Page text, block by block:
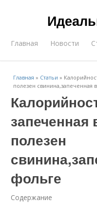
Главная Новости
Главная » Статьи »
полезен свинина,запеченная
полезен
фольге
Содержание